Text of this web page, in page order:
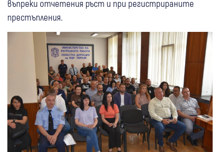
въпреки отчетения ръст и при регистрираните
престъпления.